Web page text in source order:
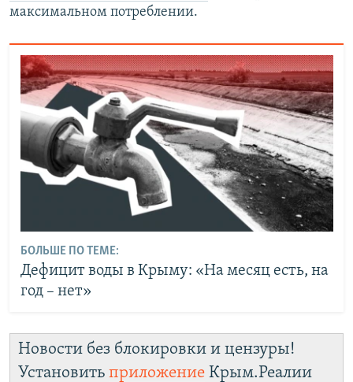
максимальном потреблении.
БОЛЬШЕ ПО ТЕМЕ:
Дефицит воды в Крыму: «На месяц есть, на
год – нет»
Новости без блокировки и цензуры!
Установить приложение Крым.Реалии